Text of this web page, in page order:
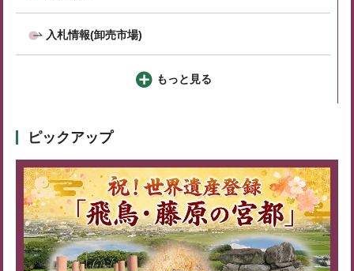
入札情報(卸売市場)
もっと見る
ピックアップ